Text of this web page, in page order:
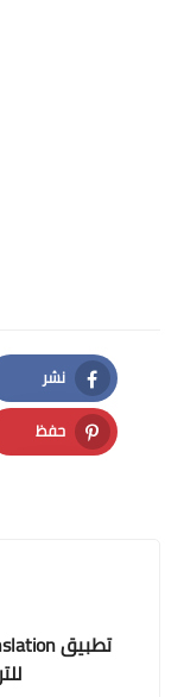
نشر
Facebook
حفظ
Pinterest